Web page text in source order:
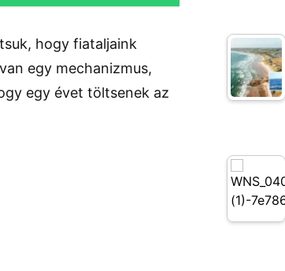
hogy fiataljaink
egy mechanizmus,
egy évet töltsenek az